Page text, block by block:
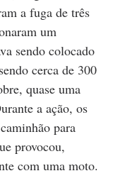
a fuga de três
um
sendo colocado
cerca de 300
quase uma
a ação, os
para
provocou,
com uma moto.